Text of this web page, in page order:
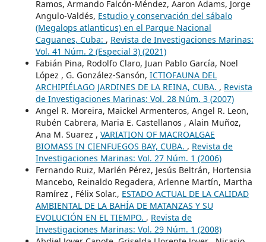
Ramos, Armando Falcón-Méndez, Aaron Adams, Jorge
Angulo-Valdés, Estudio y conservación del sábalo
(Megalops atlanticus) en el Parque Nacional
Caguanes, Cuba: , Revista de Investigaciones Marinas:
Vol. 41 Núm. 2 (Especial 3) (2021)
Fabián Pina, Rodolfo Claro, Juan Pablo García, Noel
López , G. González-Sansón, ICTIOFAUNA DEL
ARCHIPIÉLAGO JARDINES DE LA REINA, CUBA. , Revista
de Investigaciones Marinas: Vol. 28 Núm. 3 (2007)
Angel R. Moreira, Maickel Armenteros, Angel R. Leon,
Rubén Cabrera, Maria E. Castellanos , Alain Muñoz,
Ana M. Suarez , VARIATION OF MACROALGAE
BIOMASS IN CIENFUEGOS BAY, CUBA. , Revista de
Investigaciones Marinas: Vol. 27 Núm. 1 (2006)
Fernando Ruiz, Marlén Pérez, Jesús Beltrán, Hortensia
Mancebo, Reinaldo Regadera, Arlenne Martín, Martha
Ramírez , Félix Solar., ESTADO ACTUAL DE LA CALIDAD
AMBIENTAL DE LA BAHÍA DE MATANZAS Y SU
EVOLUCIÓN EN EL TIEMPO. , Revista de
Investigaciones Marinas: Vol. 29 Núm. 1 (2008)